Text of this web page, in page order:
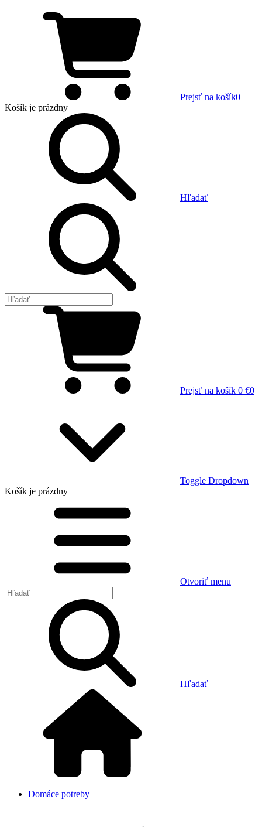
Prejsť na košík0
Košík je prázdny
Hľadať
Prejsť na košík 0 €0
Toggle Dropdown
Košík je prázdny
Otvoriť menu
Hľadať
Domáce potreby